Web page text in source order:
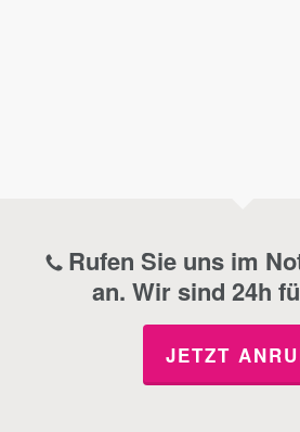
Rufen Sie uns im
an. Wir sind 24h
JETZT